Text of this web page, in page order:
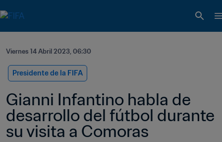
Viernes 14 Abril 2023, 06:30
Presidente de la FIFA
Gianni Infantino habla de
desarrollo del fútbol durante
su visita a Comoras